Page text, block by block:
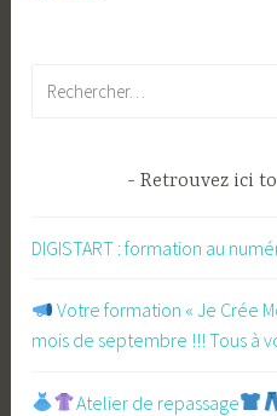
Retrouvez ici
DIGISTART : formation au
Votre formation « Je Crée
mois de septembre !!! Tous à
Atelier de repassage​